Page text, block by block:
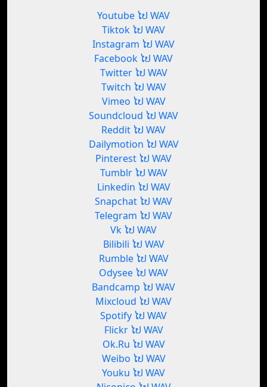
Youtube ໄປ WAV
Tiktok ໄປ WAV
Instagram ໄປ WAV
Facebook ໄປ WAV
Twitter ໄປ WAV
Twitch ໄປ WAV
Vimeo ໄປ WAV
Soundcloud ໄປ WAV
Reddit ໄປ WAV
Dailymotion ໄປ WAV
Pinterest ໄປ WAV
Tumblr ໄປ WAV
Linkedin ໄປ WAV
Snapchat ໄປ WAV
Telegram ໄປ WAV
Vk ໄປ WAV
Bilibili ໄປ WAV
Rumble ໄປ WAV
Odysee ໄປ WAV
Bandcamp ໄປ WAV
Mixcloud ໄປ WAV
Spotify ໄປ WAV
Flickr ໄປ WAV
Ok.Ru ໄປ WAV
Weibo ໄປ WAV
Youku ໄປ WAV